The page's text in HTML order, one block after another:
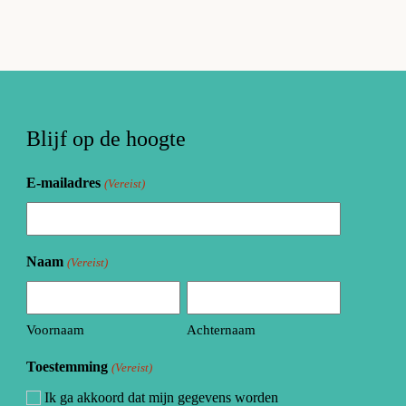
Blijf op de hoogte
E-mailadres (Vereist)
Naam (Vereist)
Voornaam Achternaam
Toestemming (Vereist)
Ik ga akkoord dat mijn gegevens worden